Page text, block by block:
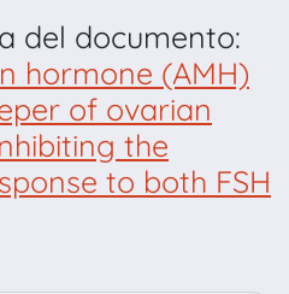
del documento:
hormone (AMH)
of ovarian
the
to both FSH